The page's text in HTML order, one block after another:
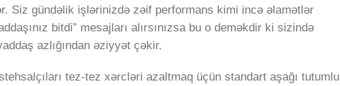
Siz gündəlik işlərinizdə zəif performans kimi incə əlamətlər
bitdi” mesajları alırsınızsa bu o deməkdir ki sizində
azlığından əziyyət çəkir.
tez-tez xərcləri azaltmaq üçün standart aşağı tutumlu